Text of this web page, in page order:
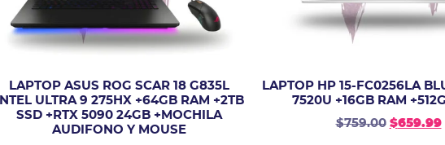
LAPTOP ASUS ROG SCAR 18 G835L
INTEL ULTRA 9 275HX +64GB RAM +2TB
SSD +RTX 5090 24GB +MOCHILA
AUDIFONO Y MOUSE
LAPTOP HP 15-FC0256LA
7520U +16GB RAM
$759.00 $659.99